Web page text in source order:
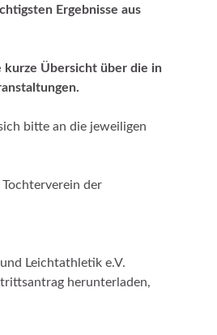
Ergebnisse aus
Übersicht über die in
bitte an die jeweiligen
der
Leichtathletik e.V.
herunterladen,